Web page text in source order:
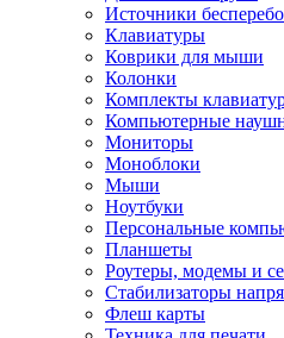
Источники
Клавиатуры
Коврики для мыши
Колонки
Комплекты
Компьютерные
Мониторы
Моноблоки
Мыши
Ноутбуки
Персональные
Планшеты
Роутеры, модемы и
Стабилизаторы
Флеш карты